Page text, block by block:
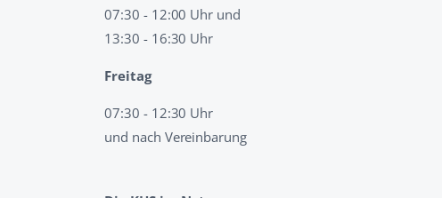
07:30 - 12:00 Uhr und
13:30 - 16:30 Uhr
Freitag
07:30 - 12:30 Uhr
und nach Vereinbarung